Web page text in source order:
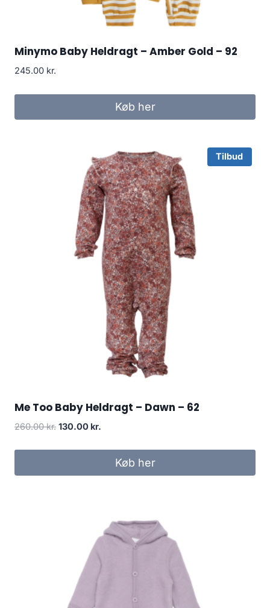
Minymo Baby Heldragt – Amber Gold – 92
245.00 kr.
Køb her
Tilbud
Me Too Baby Heldragt – Dawn – 62
260.00kr. Original
130.00 kr.
130.00 kr..
Køb her